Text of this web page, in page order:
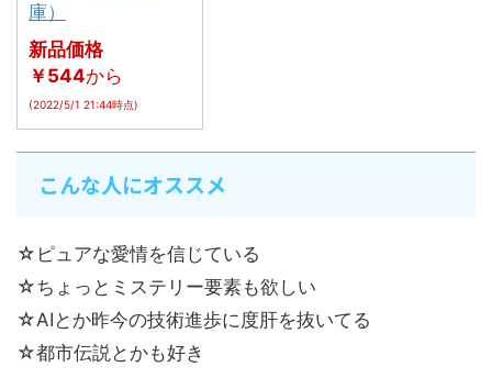
庫）
新品価格
￥544から
(2022/5/1 21:44時点)
こんな人にオススメ
☆ピュアな愛情を信じている
☆ちょっとミステリー要素も欲しい
☆AIとか昨今の技術進歩に度肝を抜いてる
☆都市伝説とかも好き